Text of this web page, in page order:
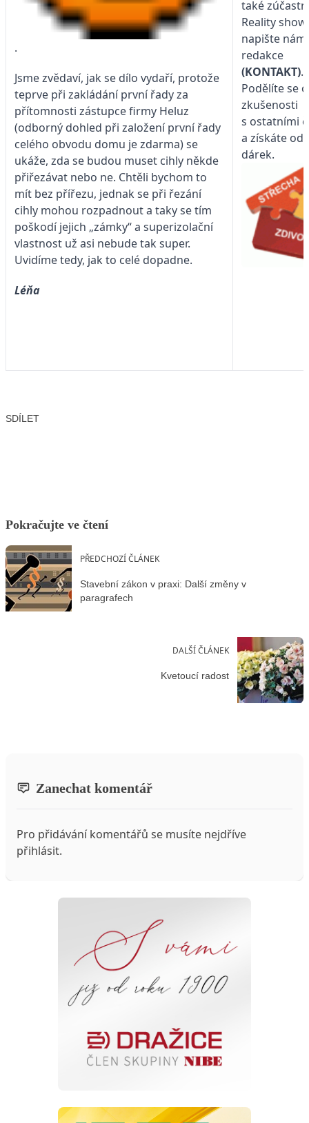
.
Jsme zvědaví, jak se dílo vydaří, protože
teprve při zakládání první řady za
přítomnosti zástupce firmy Heluz
(odborný dohled při založení první řady
celého obvodu domu je zdarma) se
ukáže, zda se budou muset cihly někde
přiřezávat nebo ne. Chtěli bychom to
mít bez přířezu, jednak se při řezání
cihly mohou rozpadnout a taky se tím
poškodí jejich „zámky“ a superizolační
vlastnost už asi nebude tak super.
Uvidíme tedy, jak to celé dopadne.
Léňa
také
Reality show,
napište
redakce
(KONTAKT).
Podělíte se
zkušenosti
s ostatními
a získáte od
dárek.
SDÍLET
Pokračujte ve čtení
PŘEDCHOZÍ ČLÁNEK
Stavební zákon v praxi: Další změny v
paragrafech
DALŠÍ ČLÁNEK
Kvetoucí radost
Zanechat komentář
Pro přidávání komentářů se musíte nejdříve
přihlásit.